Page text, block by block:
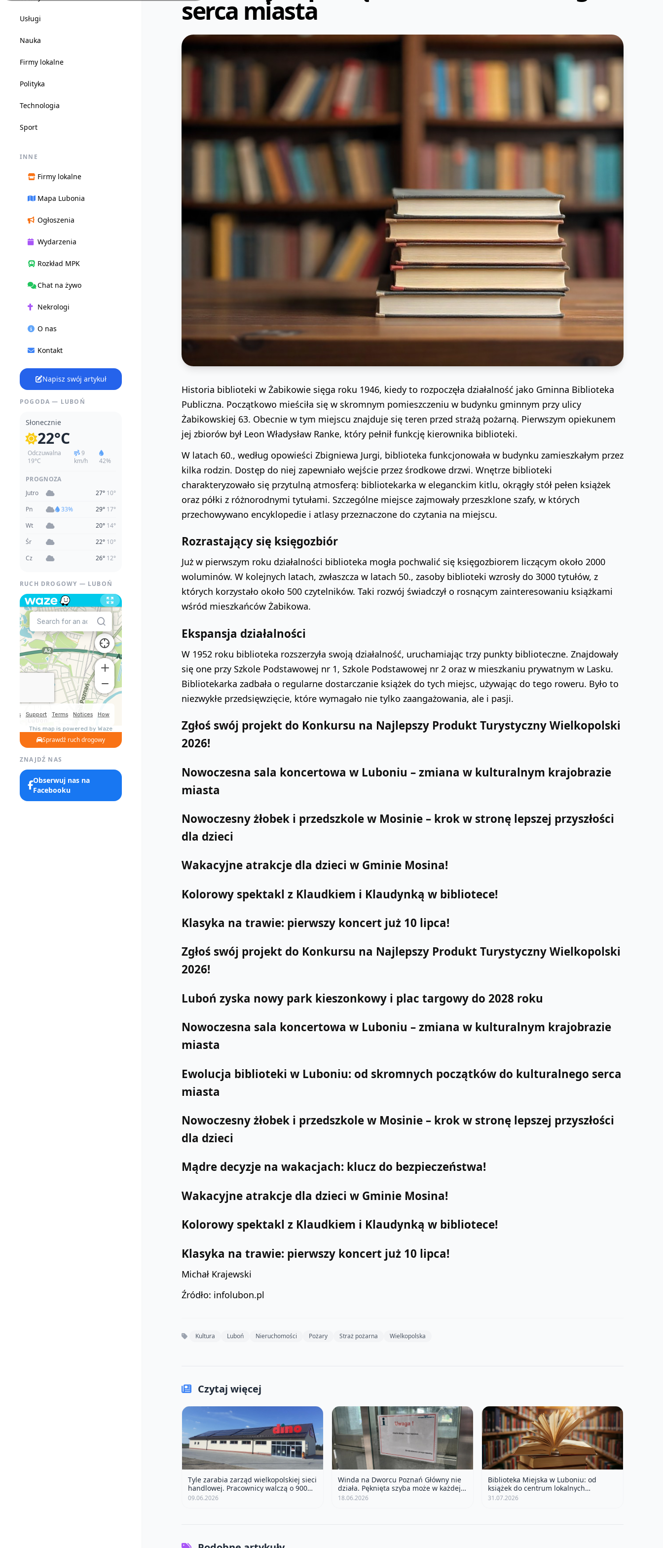
Usługi
Nauka
Firmy lokalne
Polityka
Technologia
Sport
INNE
Firmy lokalne
Mapa Lubonia
Ogłoszenia
Wydarzenia
Rozkład MPK
Chat na żywo
Nekrologi
O nas
Kontakt
Napisz swój artykuł
POGODA — LUBOŃ
Słonecznie
22°C
Odczuwalna
19°C
9
km/h
42%
PROGNOZA
Jutro
27° 10°
Pn
33% 29° 17°
Wt
20° 14°
Śr
22° 10°
Cz
26° 12°
RUCH DROGOWY — LUBOŃ
Sprawdź ruch drogowy
ZNAJDŹ NAS
Obserwuj nas na
Facebooku
serca miasta
Historia biblioteki w Żabikowie sięga roku 1946, kiedy to rozpoczęła działalność jako Gminna Biblioteka
Publiczna. Początkowo mieściła się w skromnym pomieszczeniu w budynku gminnym przy ulicy
Żabikowskiej 63. Obecnie w tym miejscu znajduje się teren przed strażą pożarną. Pierwszym opiekunem
jej zbiorów był Leon Władysław Ranke, który pełnił funkcję kierownika biblioteki.
W latach 60., według opowieści Zbigniewa Jurgi, biblioteka funkcjonowała w budynku zamieszkałym przez
kilka rodzin. Dostęp do niej zapewniało wejście przez środkowe drzwi. Wnętrze biblioteki
charakteryzowało się przytulną atmosferą: bibliotekarka w eleganckim kitlu, okrągły stół pełen książek
oraz półki z różnorodnymi tytułami. Szczególne miejsce zajmowały przeszklone szafy, w których
przechowywano encyklopedie i atlasy przeznaczone do czytania na miejscu.
Rozrastający się księgozbiór
Już w pierwszym roku działalności biblioteka mogła pochwalić się księgozbiorem liczącym około 2000
woluminów. W kolejnych latach, zwłaszcza w latach 50., zasoby biblioteki wzrosły do 3000 tytułów, z
których korzystało około 500 czytelników. Taki rozwój świadczył o rosnącym zainteresowaniu książkami
wśród mieszkańców Żabikowa.
Ekspansja działalności
W 1952 roku biblioteka rozszerzyła swoją działalność, uruchamiając trzy punkty biblioteczne. Znajdowały
się one przy Szkole Podstawowej nr 1, Szkole Podstawowej nr 2 oraz w mieszkaniu prywatnym w Lasku.
Bibliotekarka zadbała o regularne dostarczanie książek do tych miejsc, używając do tego roweru. Było to
niezwykłe przedsięwzięcie, które wymagało nie tylko zaangażowania, ale i pasji.
Zgłoś swój projekt do Konkursu na Najlepszy Produkt Turystyczny Wielkopolski
2026!
Nowoczesna sala koncertowa w Luboniu – zmiana w kulturalnym krajobrazie
miasta
Nowoczesny żłobek i przedszkole w Mosinie – krok w stronę lepszej przyszłości
dla dzieci
Wakacyjne atrakcje dla dzieci w Gminie Mosina!
Kolorowy spektakl z Klaudkiem i Klaudynką w bibliotece!
Klasyka na trawie: pierwszy koncert już 10 lipca!
Zgłoś swój projekt do Konkursu na Najlepszy Produkt Turystyczny Wielkopolski
2026!
Luboń zyska nowy park kieszonkowy i plac targowy do 2028 roku
Nowoczesna sala koncertowa w Luboniu – zmiana w kulturalnym krajobrazie
miasta
Ewolucja biblioteki w Luboniu: od skromnych początków do kulturalnego serca
miasta
Nowoczesny żłobek i przedszkole w Mosinie – krok w stronę lepszej przyszłości
dla dzieci
Mądre decyzje na wakacjach: klucz do bezpieczeństwa!
Wakacyjne atrakcje dla dzieci w Gminie Mosina!
Kolorowy spektakl z Klaudkiem i Klaudynką w bibliotece!
Klasyka na trawie: pierwszy koncert już 10 lipca!
Michał Krajewski
Źródło: infolubon.pl
Kultura Luboń Nieruchomości Pożary Straż pożarna Wielkopolska
Czytaj więcej
Tyle zarabia zarząd wielkopolskiej sieci
handlowej. Pracownicy walczą o 900
złotych podwyżki
09.06.2026
Winda na Dworcu Poznań Główny nie
działa. Pęknięta szyba może w każdej
chwili runąć na kogoś
18.06.2026
Biblioteka Miejska w Luboniu: od
książek do centrum lokalnych
wydarzeń
31.07.2026